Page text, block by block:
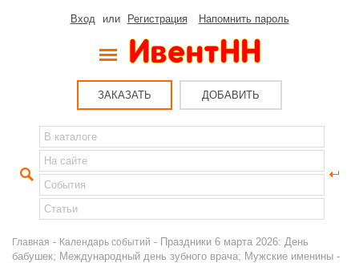
Вход или Регистрация Напомнить пароль
ЗАКАЗАТЬ ДОБАВИТЬ
Главная - Календарь событий - Праздники 6 марта 2026: День
бабушек; Международный день зубного врача; Мужские именины -